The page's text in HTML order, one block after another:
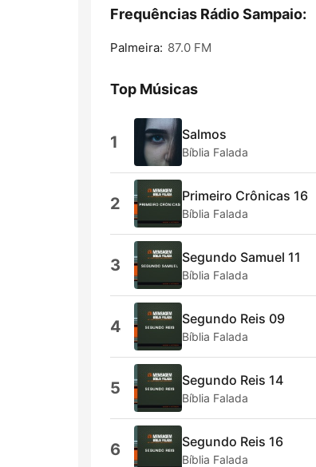
Frequências Rádio Sampaio:
Palmeira: 87.0 FM
Top Músicas
1 Salmos
Bíblia Falada
2 Primeiro Crônicas 16
Bíblia Falada
3 Segundo Samuel 11
Bíblia Falada
4 Segundo Reis 09
Bíblia Falada
5 Segundo Reis 14
Bíblia Falada
6 Segundo Reis 16
Bíblia Falada